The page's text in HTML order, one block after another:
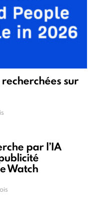
sur
par l’IA
Watch